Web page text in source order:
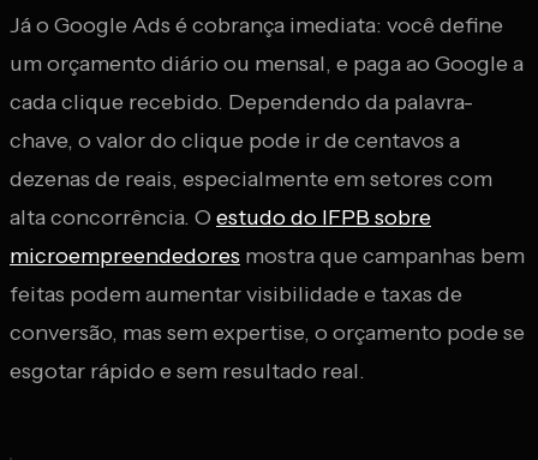
Já o Google Ads é cobrança imediata: você define
um orçamento diário ou mensal, e paga ao Google a
cada clique recebido. Dependendo da palavra-
chave, o valor do clique pode ir de centavos a
dezenas de reais, especialmente em setores com
alta concorrência. O estudo do IFPB sobre
microempreendedores mostra que campanhas bem
feitas podem aumentar visibilidade e taxas de
conversão, mas sem expertise, o orçamento pode se
esgotar rápido e sem resultado real.